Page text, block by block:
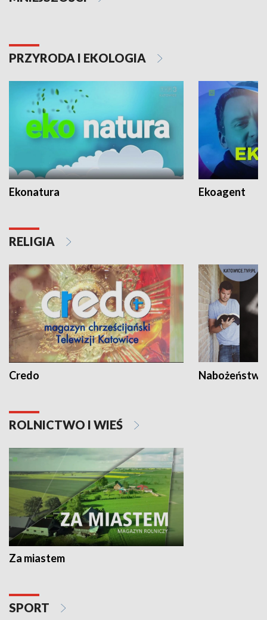
PRZYRODA I EKOLOGIA
Ekonatura Ekoagent
RELIGIA
Credo
ROLNICTWO I WIEŚ
Za miastem
SPORT